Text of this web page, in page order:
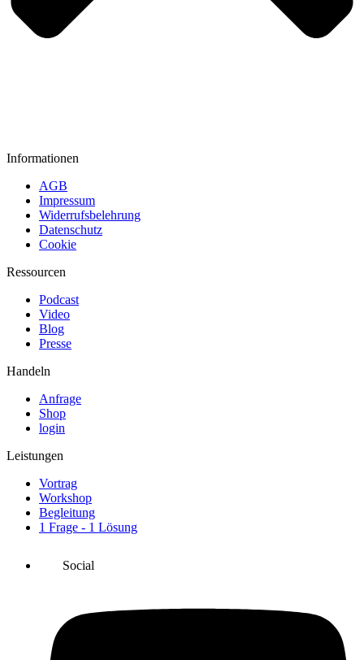
Informationen
AGB
Impressum
Widerrufsbelehrung
Datenschutz
Cookie
Ressourcen
Podcast
Video
Blog
Presse
Handeln
Anfrage
Shop
login
Leistungen
Vortrag
Workshop
Begleitung
1 Frage - 1 Lösung
Social